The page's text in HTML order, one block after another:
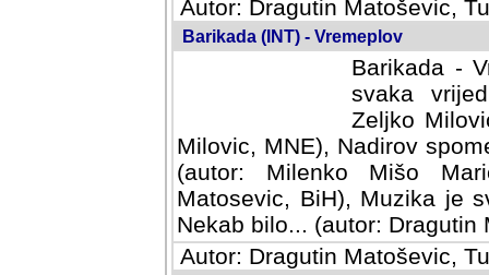
Autor: Dragutin Matoševic,
Barikada (INT) - Vremeplov
Barikada -
svaka
Milovic,
MNE), Nadirov spomenar
Milenko Mišo Maric, UK),
Muzika je svirala (autor:
(autor: Dragutin Matosevic,
Autor: Dragutin Matoševic,